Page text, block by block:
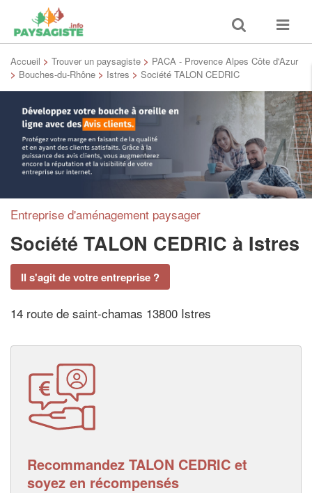
Toggle
search
Toggle
Accueil > Trouver un paysagiste > PACA - Provence Alpes Côte d'Azur
> Bouches-du-Rhône > Istres > Société TALON CEDRIC
Entreprise d'aménagement paysager
Société TALON CEDRIC à Istres
Il s'agit de votre entreprise ?
14 route de saint-chamas 13800 Istres
Recommandez TALON CEDRIC et
soyez en récompensés